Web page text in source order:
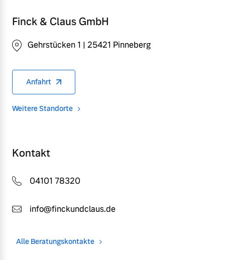
Finck & Claus GmbH
Gehrstücken 1 | 25421 Pinneberg
Anfahrt
Weitere Standorte
Kontakt
04101 78320
info@finckundclaus.de
Alle Beratungskontakte